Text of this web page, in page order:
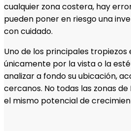
cualquier zona costera, hay
pueden poner en riesgo una
con cuidado.
Uno de los principales tropiezos
únicamente por la vista o la
analizar a fondo su ubicación,
cercanos. No todas las zonas
el mismo potencial de